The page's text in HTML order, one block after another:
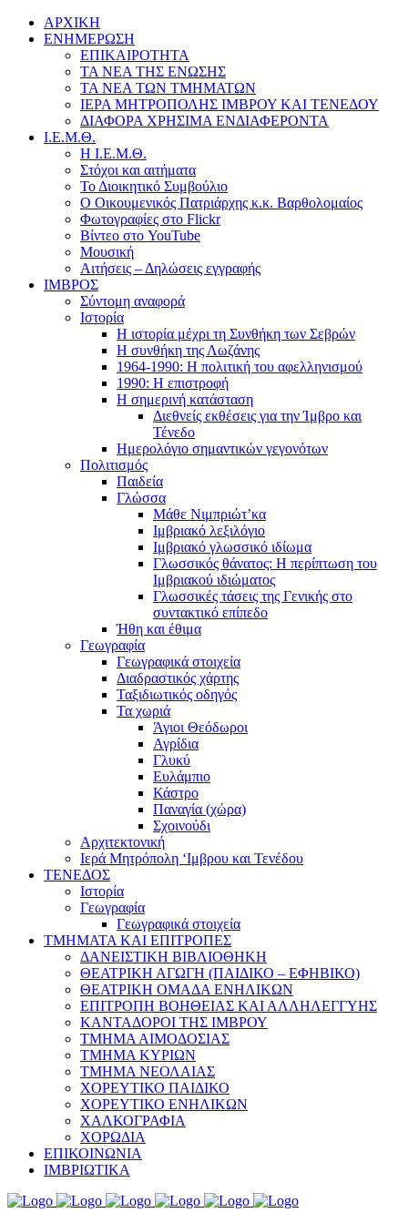
ΑΡΧΙΚΗ
ΕΝΗΜΕΡΩΣΗ
ΕΠΙΚΑΙΡΟΤΗΤΑ
ΤΑ ΝΕΑ ΤΗΣ ΕΝΩΣΗΣ
ΤΑ ΝΕΑ ΤΩΝ ΤΜΗΜΑΤΩΝ
ΙΕΡΑ ΜΗΤΡΟΠΟΛΗΣ ΙΜΒΡΟΥ ΚΑΙ ΤΕΝΕΔΟΥ
ΔΙΑΦΟΡΑ ΧΡΗΣΙΜΑ ΕΝΔΙΑΦΕΡΟΝΤΑ
Ι.Ε.Μ.Θ.
Η Ι.Ε.Μ.Θ.
Στόχοι και αιτήματα
Το Διοικητικό Συμβούλιο
Ο Οικουμενικός Πατριάρχης κ.κ. Βαρθολομαίος
Φωτογραφίες στο Flickr
Βίντεο στο YouTube
Μουσική
Αιτήσεις – Δηλώσεις εγγραφής
ΙΜΒΡΟΣ
Σύντομη αναφορά
Ιστορία
Η ιστορία μέχρι τη Συνθήκη των Σεβρών
Η συνθήκη της Λωζάνης
1964-1990: Η πολιτική του αφελληνισμού
1990: Η επιστροφή
Η σημερινή κατάσταση
Διεθνείς εκθέσεις για την Ίμβρο και
Τένεδο
Ημερολόγιο σημαντικών γεγονότων
Πολιτισμός
Παιδεία
Γλώσσα
Μάθε Νιμπριώτ’κα
Ιμβριακό λεξιλόγιο
Ιμβριακό γλωσσικό ιδίωμα
Γλωσσικός θάνατος: Η περίπτωση του
Ιμβριακού ιδιώματος
Γλωσσικές τάσεις της Γενικής στο
συντακτικό επίπεδο
Ήθη και έθιμα
Γεωγραφία
Γεωγραφικά στοιχεία
Διαδραστικός χάρτης
Ταξιδιωτικός οδηγός
Τα χωριά
Άγιοι Θεόδωροι
Αγρίδια
Γλυκύ
Ευλάμπιο
Κάστρο
Παναγία (χώρα)
Σχοινούδι
Αρχιτεκτονική
Ιερά Μητρόπολη ‘Ιμβρου και Τενέδου
ΤΕΝΕΔΟΣ
Ιστορία
Γεωγραφία
Γεωγραφικά στοιχεία
ΤΜΗΜΑΤΑ ΚΑΙ ΕΠΙΤΡΟΠΕΣ
ΔΑΝΕΙΣΤΙΚΗ ΒΙΒΛΙΟΘΗΚΗ
ΘΕΑΤΡΙΚΗ ΑΓΩΓΗ (ΠΑΙΔΙΚΟ – ΕΦΗΒΙΚΟ)
ΘΕΑΤΡΙΚΗ ΟΜΑΔΑ ΕΝΗΛΙΚΩΝ
ΕΠΙΤΡΟΠΗ ΒΟΗΘΕΙΑΣ ΚΑΙ ΑΛΛΗΛΕΓΓΥΗΣ
ΚΑΝΤΑΔΟΡΟΙ ΤΗΣ ΙΜΒΡΟΥ
ΤΜΗΜΑ ΑΙΜΟΔΟΣΙΑΣ
ΤΜΗΜΑ ΚΥΡΙΩΝ
ΤΜΗΜΑ ΝΕΟΛΑΙΑΣ
ΧΟΡΕΥΤΙΚΟ ΠΑΙΔΙΚΟ
ΧΟΡΕΥΤΙΚΟ ΕΝΗΛΙΚΩΝ
ΧΑΛΚΟΓΡΑΦΙΑ
ΧΟΡΩΔΙΑ
ΕΠΙΚΟΙΝΩΝΙΑ
ΙΜΒΡΙΩΤΙΚΑ